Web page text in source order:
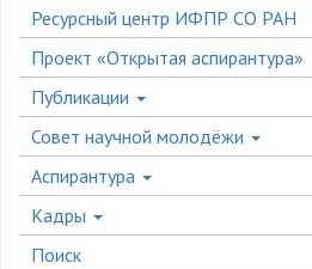
Ресурсный центр ИФПР СО РАН
Проект «Открытая аспирантура»
Публикации
Совет научной молодёжи
Аспирантура
Кадры
Поиск